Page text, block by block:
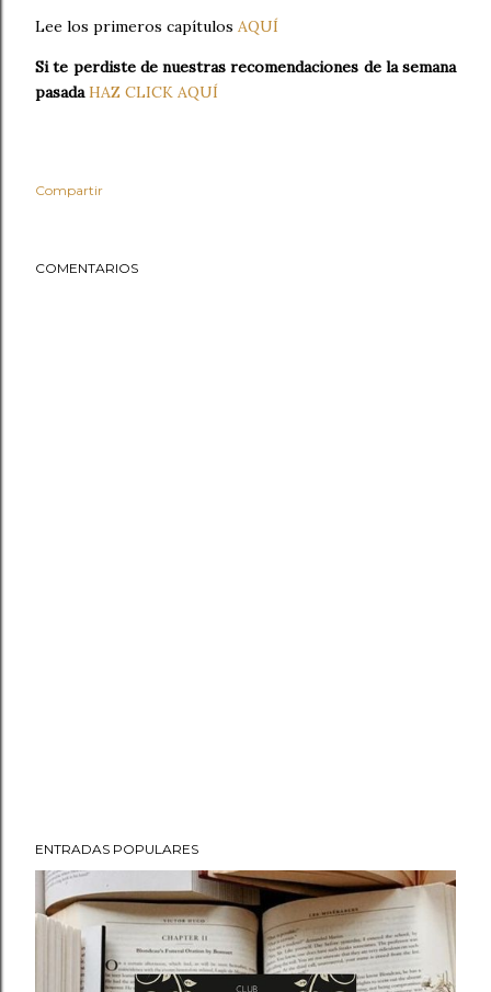
Lee los primeros capítulos AQUÍ
Si te perdiste de nuestras recomendaciones de la semana
pasada HAZ CLICK AQUÍ
Compartir
COMENTARIOS
ENTRADAS POPULARES